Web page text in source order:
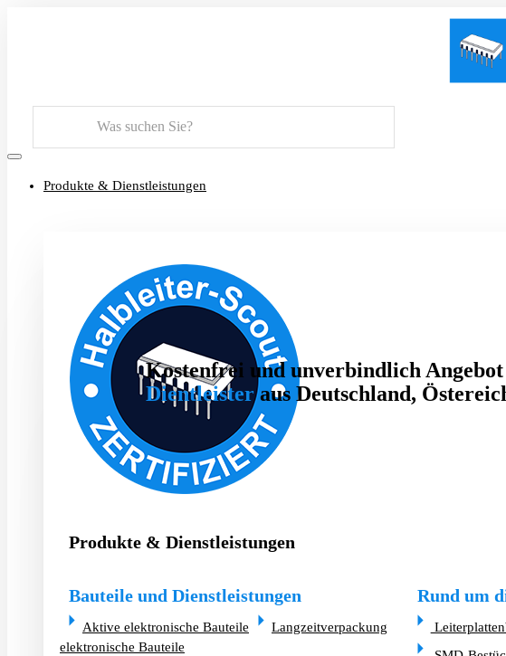
Produkte & Dienstleistungen
Kostenfrei und unverbindlich
Dientleisteraus Deutschland,
Produkte & Dienstleistungen
Bauteile und Dienstleistungen
Aktive elektronische Bauteile
Langzeitverpackung
elektronische Bauteile
Rund um